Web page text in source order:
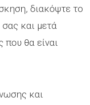
διακόψτε το
και μετά
που θα είναι
και